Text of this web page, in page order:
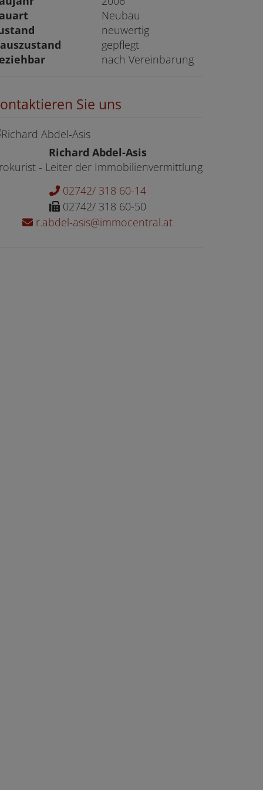
Neubau
neuwertig
gepflegt
nach Vereinbarung
Sie uns
Richard Abdel-Asis
- Leiter der Immobilienvermittlung
02742/ 318 60-14
02742/ 318 60-50
r.abdel-asis@immocentral.at